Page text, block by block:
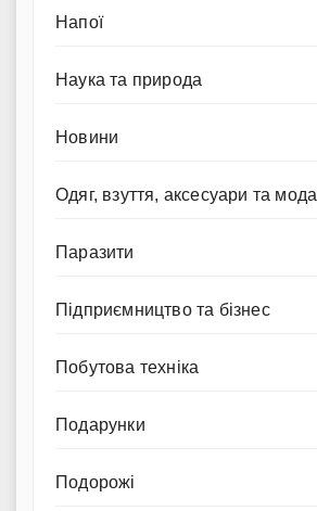
Напої
Наука та природа
Новини
Одяг, взуття, аксесуари та мода
Паразити
Підприємництво та бізнес
Побутова техніка
Подарунки
Подорожі